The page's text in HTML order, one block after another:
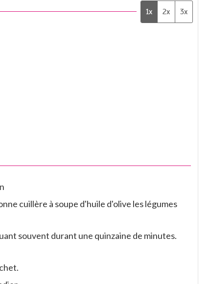
1x 2x 3x
cuillère à soupe d'huile d'olive les légumes
souvent durant une quinzaine de minutes.